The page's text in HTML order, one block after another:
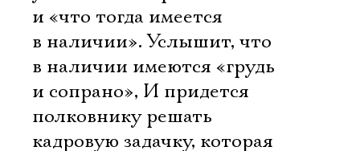
и «что тогда имеется
в наличии». Услышит, что
в наличии имеются «грудь
и сопрано», И придется
полковнику решать
кадровую задачку, которая